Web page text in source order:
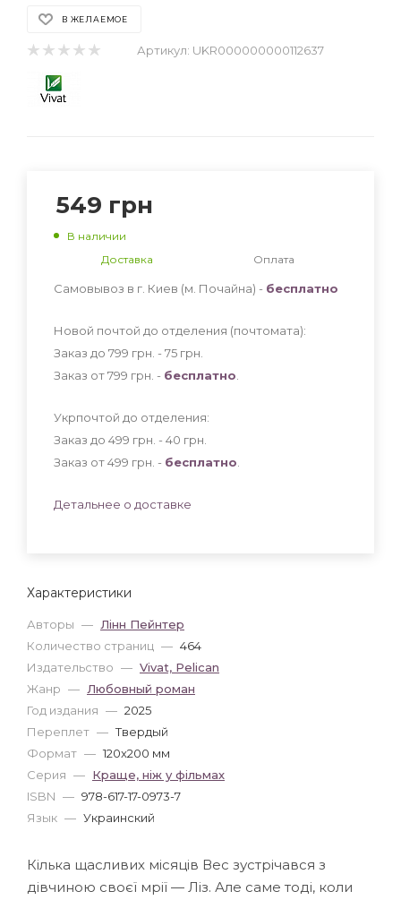
В ЖЕЛАЕМОЕ
Артикул: UKR000000000112637
Характеристики
Авторы — Лінн Пейнтер
Количество страниц — 464
Издательство — Vivat, Pelican
Жанр — Любовный роман
Год издания — 2025
Переплет — Твердый
Формат — 120x200 мм
Серия — Краще, ніж у фільмах
ISBN — 978-617-17-0973-7
Язык — Украинский
549 грн
В наличии
Доставка
Оплата
Самовывоз в г. Киев (м. Почайна) - бесплатно
Новой почтой до отделения (почтомата):
Заказ до 799 грн. - 75 грн
Заказ от 799 грн. - бесплатно
Укрпочтой до отделения:
Заказ до 499 грн. - 40 грн
Заказ от 499 грн. - бесплатно
Детальнее о доставке
Кілька щасливих місяців Вес зустрічався з
дівчиною своєї мрії — Ліз. Але саме тоді, коли